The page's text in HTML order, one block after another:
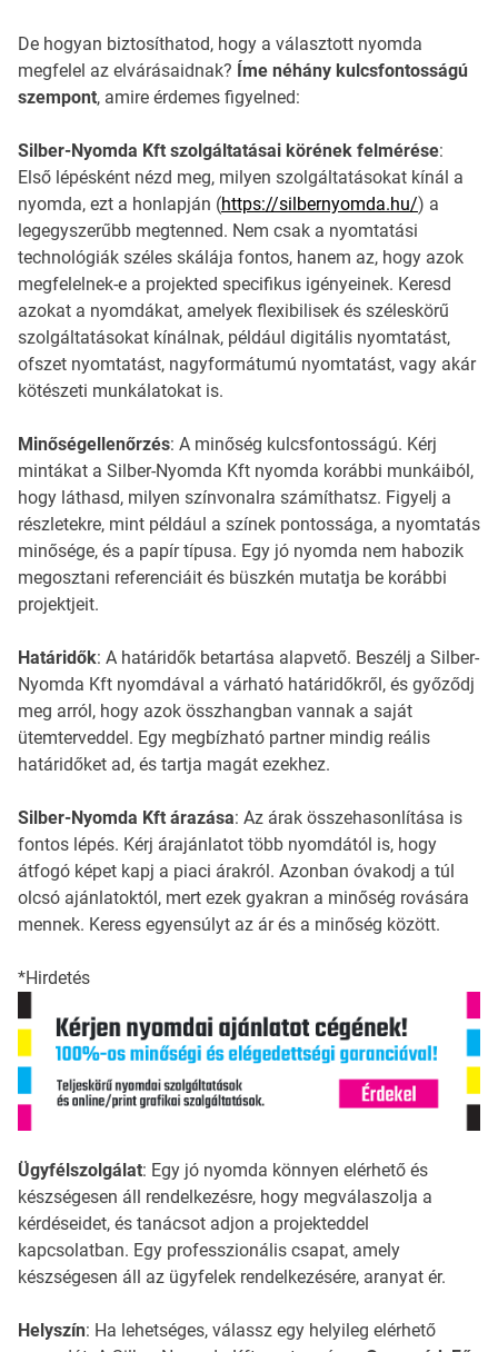
De hogyan biztosíthatod, hogy a választott nyomda
megfelel az elvárásaidnak? Íme néhány kulcsfontosságú
szempont, amire érdemes figyelned:
Silber-Nyomda Kft szolgáltatásai körének felmérése:
Első lépésként nézd meg, milyen szolgáltatásokat kínál a
nyomda, ezt a honlapján (https://silbernyomda.hu/) a
legegyszerűbb megtenned. Nem csak a nyomtatási
technológiák széles skálája fontos, hanem az, hogy azok
megfelelnek-e a projekted specifikus igényeinek. Keresd
azokat a nyomdákat, amelyek flexibilisek és széleskörű
szolgáltatásokat kínálnak, például digitális nyomtatást,
ofszet nyomtatást, nagyformátumú nyomtatást, vagy akár
kötészeti munkálatokat is.
Minőségellenőrzés: A minőség kulcsfontosságú. Kérj
mintákat a Silber-Nyomda Kft nyomda korábbi munkáiból,
hogy láthasd, milyen színvonalra számíthatsz. Figyelj a
részletekre, mint például a színek pontossága, a nyomtatás
minősége, és a papír típusa. Egy jó nyomda nem habozik
megosztani referenciáit és büszkén mutatja be korábbi
projektjeit.
Határidők: A határidők betartása alapvető. Beszélj a Silber-
Nyomda Kft nyomdával a várható határidőkről, és győződj
meg arról, hogy azok összhangban vannak a saját
ütemterveddel. Egy megbízható partner mindig reális
határidőket ad, és tartja magát ezekhez.
Silber-Nyomda Kft árazása: Az árak összehasonlítása is
fontos lépés. Kérj árajánlatot több nyomdától is, hogy
átfogó képet kapj a piaci árakról. Azonban óvakodj a túl
olcsó ajánlatoktól, mert ezek gyakran a minőség rovására
mennek. Keress egyensúlyt az ár és a minőség között.
*Hirdetés
Ügyfélszolgálat: Egy jó nyomda könnyen elérhető és
készségesen áll rendelkezésre, hogy megválaszolja a
kérdéseidet, és tanácsot adjon a projekteddel
kapcsolatban. Egy professzionális csapat, amely
készségesen áll az ügyfelek rendelkezésére, aranyat ér.
Helyszín: Ha lehetséges, válassz egy helyileg elérhető